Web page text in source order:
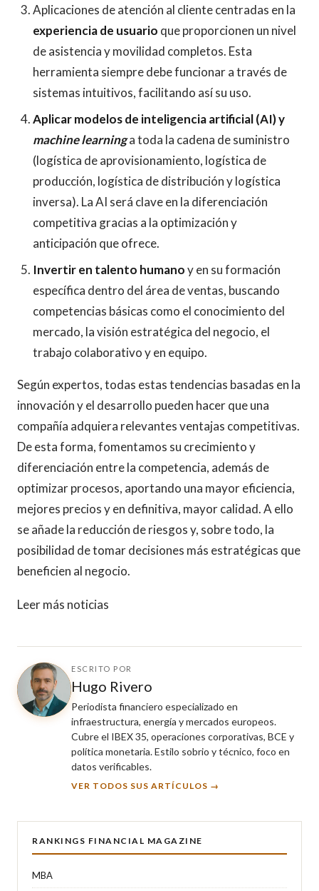
Aplicaciones de atención al cliente centradas en la
experiencia de usuario que proporcionen un nivel
de asistencia y movilidad completos. Esta
herramienta siempre debe funcionar a través de
sistemas intuitivos, facilitando así su uso.
Aplicar modelos de inteligencia artificial (AI) y
machine learninga toda la cadena de suministro
(logística de aprovisionamiento, logística de
producción, logística de distribución y logística
inversa). La AI será clave en la diferenciación
competitiva gracias a la optimización y
anticipación que ofrece.
Invertir en talento humanoy en su formación
específica dentro del área de ventas, buscando
competencias básicas como el conocimiento del
mercado, la visión estratégica del negocio, el
trabajo colaborativo y en equipo.
Según expertos, todas estas tendencias basadas en la
innovación y el desarrollo pueden hacer que una
compañía adquiera relevantes ventajas competitivas.
De esta forma, fomentamos su crecimiento y
diferenciación entre la competencia, además de
optimizar procesos, aportando una mayor eficiencia,
mejores precios y en definitiva, mayor calidad. A ello
se añade la reducción de riesgos y, sobre todo, la
posibilidad de tomar decisiones más estratégicas que
beneficien al negocio.
Leer más noticias
ESCRITO POR
Hugo Rivero
Periodista financiero especializado en
infraestructura, energía y mercados europeos.
Cubre el IBEX 35, operaciones corporativas, BCE y
política monetaria. Estilo sobrio y técnico, foco en
datos verificables.
VER TODOS SUS ARTÍCULOS →
RANKINGS FINANCIAL MAGAZINE
MBA